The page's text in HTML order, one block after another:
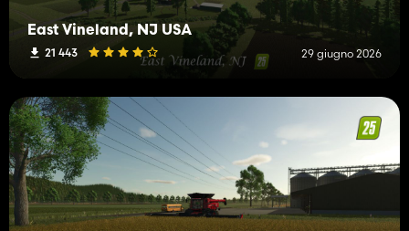
East Vineland, NJ USA
21 443 29 giugno 2026